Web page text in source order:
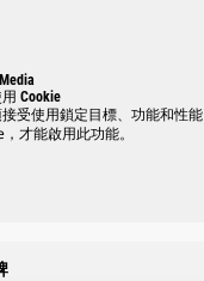
Cookie
受使用鎖定目標、功能和性能
才能啟用此功能。